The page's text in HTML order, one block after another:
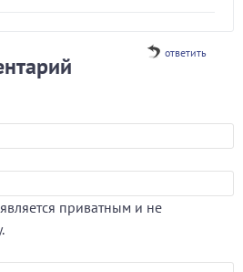
ответить
приватным и не